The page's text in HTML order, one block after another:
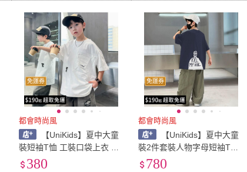
免運券
都會時尚風
【UniKids】夏中大童
裝短袖T恤 工裝口袋上衣 男
大童裝 VPLT(黑 白)
380
免運券
都會時尚風
【UniKids】夏中大童
裝2件套裝人物字母短袖T恤
工裝長褲 男大童裝 VP2611
780